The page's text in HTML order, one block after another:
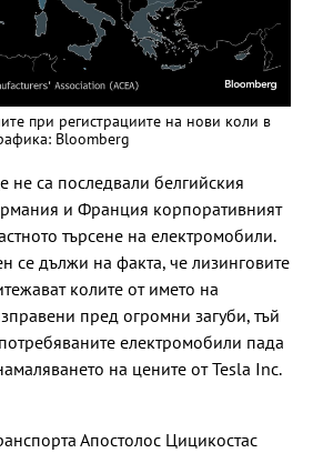
при регистрациите на нови коли в
Bloomberg
не са последвали белгийския
и Франция корпоративният
търсене на електромобили.
се дължи на факта, че лизинговите
колите от името на
пред огромни загуби, тъй
електромобили пада
на цените от Tesla Inc.
Апостолос Цицикостас